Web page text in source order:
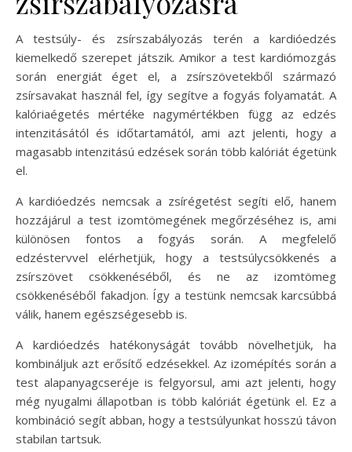
A testsúly- és zsírszabályozás terén a kardióedzés
kiemelkedő szerepet játszik. Amikor a test kardiómozgás
során energiát éget el, a zsírszövetekből származó
zsírsavakat használ fel, így segítve a fogyás folyamatát. A
kalóriaégetés mértéke nagymértékben függ az edzés
intenzitásától és időtartamától, ami azt jelenti, hogy a
magasabb intenzitású edzések során több kalóriát égetünk
el.
A kardióedzés nemcsak a zsírégetést segíti elő, hanem
hozzájárul a test izomtömegének megőrzéséhez is, ami
különösen fontos a fogyás során. A megfelelő
edzéstervvel elérhetjük, hogy a testsúlycsökkenés a
zsírszövet csökkenéséből, és ne az izomtömeg
csökkenéséből fakadjon. Így a testünk nemcsak karcsúbbá
válik, hanem egészségesebb is.
A kardióedzés hatékonyságát tovább növelhetjük, ha
kombináljuk azt erősítő edzésekkel. Az izomépítés során a
test alapanyagcseréje is felgyorsul, ami azt jelenti, hogy
még nyugalmi állapotban is több kalóriát égetünk el. Ez a
kombináció segít abban, hogy a testsúlyunkat hosszú távon
stabilan tartsuk.